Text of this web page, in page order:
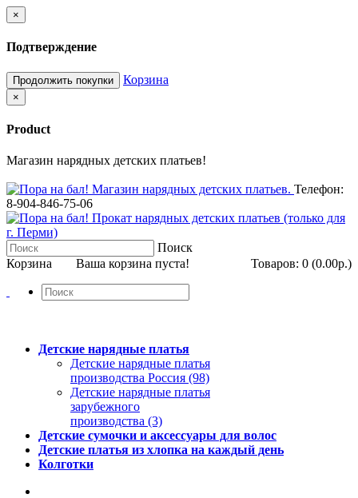
×
Подтверждение
Продолжить покупки Корзина
×
Product
Магазин нарядных детских платьев!
Телефон:
8-904-846-75-06
Поиск
Корзина
Товаров: 0 (0.00р.)
Ваша корзина пуста!
Детские нарядные платья
Детские нарядные платья
производства Россия (98)
Детские нарядные платья
зарубежного
производства (3)
Детские сумочки и аксессуары для волос
Детские платья из хлопка на каждый день
Колготки